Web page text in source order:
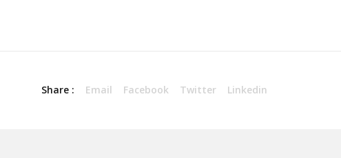
Share : Email Facebook Twitter Linkedin